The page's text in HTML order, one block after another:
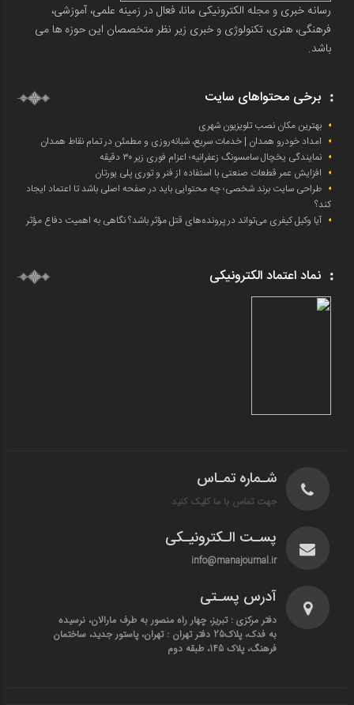
رسانه خبری و مجله الکترونیکی مانا، فعال در زمینه علمی، آموزشی،
فرهنگی، هنری، تکنولوژی و خبری زیر نظر متخصصان این حوزه ها می
باشد.
برخی محتواهای سایت
بهترین مکان نصب تلویزیون شهری
امداد خودرو همدان | خدمات سریع، شبانه‌روزی و مطمئن در تمام نقاط همدان
نمایندگی یخچال سامسونگ زعفرانیه؛ اعزام فوری زیر ۳۰ دقیقه
افزایش عمر قطعات صنعتی با استفاده از فنر و توری پلی یورتان
طراحی سایت برند شخصی؛ چه محتوایی باید در صفحه اصلی باشد تا اعتماد ایجاد
کند؟
آیا وکیل کیفری می‌تواند در پرونده‌های قتل مؤثر باشد؟ نگاهی به اهمیت دفاع مؤثر
نماد اعتماد الکترونیکی
شـماره تمـاس
جهت تماس با ما کلیک کنید
پسـت الـکترونیـکی
info@manajournal.ir
آدرس پسـتی
دفتر مرکزی : تبریز، چهار راه منصور به طرف مارالان، نرسیده
به فدک، پلاک25 دفتر تهران : تهران، پاستور جدید، ساختمان
فرهنگ، پلاک 145، طبقه دوم